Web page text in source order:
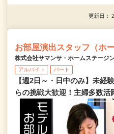
更新日：
お部屋演出スタッフ（ホ
株式会社サマンサ・ホームステージ
アルバイト パート
【週2日～・日中のみ】未
らの挑戦大歓迎！主婦多数活